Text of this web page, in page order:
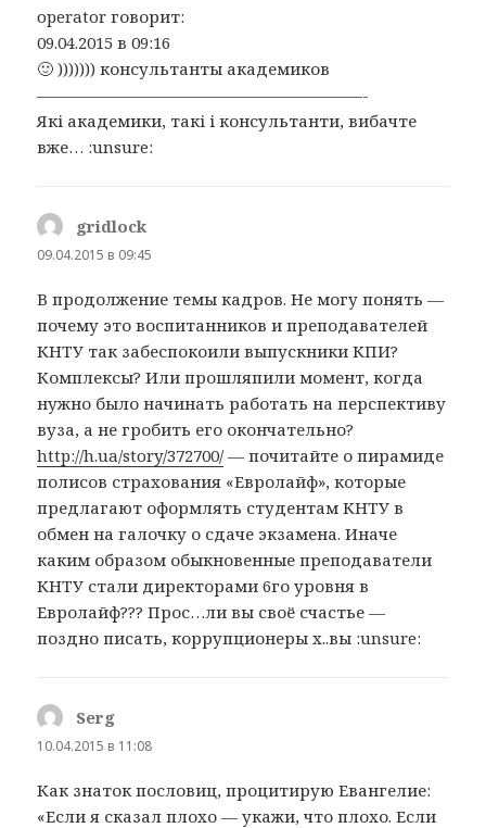
operator говорит:
09.04.2015 в 09:16
🙂 ))))))) консультанты академиков
————————————————————-
Які академики, такі і консультанти, вибачте
вже… :unsure:
gridlock
09.04.2015 в 09:45
В продолжение темы кадров. Не могу понять —
почему это воспитанников и преподавателей
КНТУ так забеспокоили выпускники КПИ?
Комплексы? Или прошляпили момент, когда
нужно было начинать работать на перспективу
вуза, а не гробить его окончательно?
http://h.ua/story/372700/— почитайте о пирамиде
полисов страхования «Евролайф», которые
предлагают оформлять студентам КНТУ в
обмен на галочку о сдаче экзамена. Иначе
каким образом обыкновенные преподаватели
КНТУ стали директорами 6го уровня в
Евролайф??? Прос…ли вы своё счастье —
поздно писать, коррупционеры х..вы :unsure:
Serg
10.04.2015 в 11:08
Как знаток пословиц, процитирую Евангелие:
«Если я сказал плохо — укажи, что плохо. Если